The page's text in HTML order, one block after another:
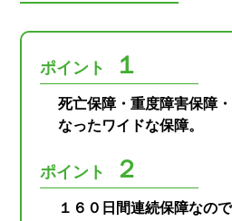
ポイント １
死亡保障・重度障害保障
なったワイドな保障。
ポイント ２
１６０日間連続保障なの